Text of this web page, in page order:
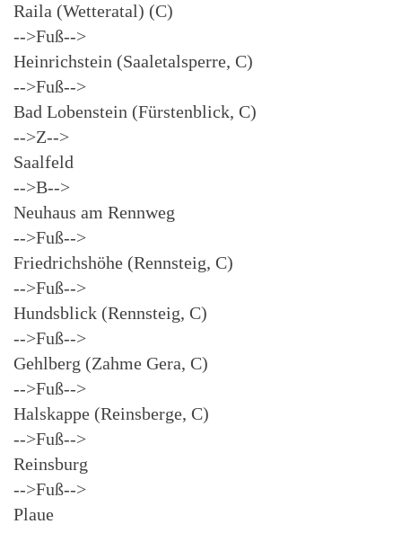
Raila (Wetteratal) (C)
-->Fuß-->
Heinrichstein (Saaletalsperre, C)
-->Fuß-->
Bad Lobenstein (Fürstenblick, C)
-->Z-->
Saalfeld
-->B-->
Neuhaus am Rennweg
-->Fuß-->
Friedrichshöhe (Rennsteig, C)
-->Fuß-->
Hundsblick (Rennsteig, C)
-->Fuß-->
Gehlberg (Zahme Gera, C)
-->Fuß-->
Halskappe (Reinsberge, C)
-->Fuß-->
Reinsburg
-->Fuß-->
Plaue